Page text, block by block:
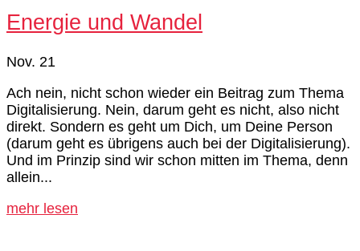
Energie und Wandel
Nov. 21
Ach nein, nicht schon wieder ein Beitrag zum Thema
Digitalisierung. Nein, darum geht es nicht, also nicht
direkt. Sondern es geht um Dich, um Deine Person
(darum geht es übrigens auch bei der Digitalisierung).
Und im Prinzip sind wir schon mitten im Thema, denn
allein...
mehr lesen